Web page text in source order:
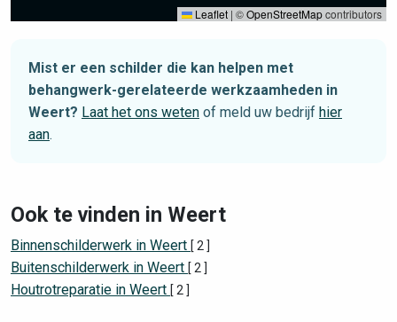
Leaflet | ©OpenStreetMapcontributors
Mist er een schilder die kan helpen met
behangwerk-gerelateerde werkzaamheden in
Weert? Laat het ons weten of meld uw bedrijf hier
aan.
Ook te vinden in Weert
Binnenschilderwerk in Weert [ 2 ]
Buitenschilderwerk in Weert [ 2 ]
Houtrotreparatie in Weert [ 2 ]